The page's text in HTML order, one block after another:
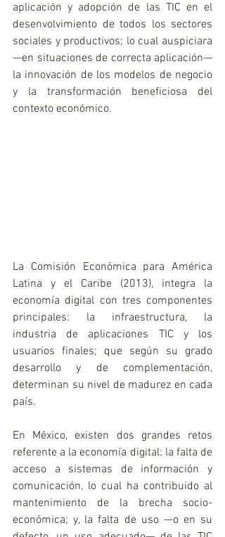
aplicación y adopción de las TIC en el
desenvolvimiento de todos los sectores
sociales y productivos; lo cual auspiciara
—en situaciones de correcta aplicación—
la innovación de los modelos de negocio
y la transformación beneficiosa del
contexto económico.
La Comisión Económica para América
Latina y el Caribe (2013), integra la
economía digital con tres componentes
principales: la infraestructura, la
industria de aplicaciones TIC y los
usuarios finales; que según su grado
desarrollo y de complementación,
determinan su nivel de madurez en cada
país.
En México, existen dos grandes retos
referente a la economía digital: la falta de
acceso a sistemas de información y
comunicación, lo cual ha contribuido al
mantenimiento de la brecha socio-
económica; y, la falta de uso —o en su